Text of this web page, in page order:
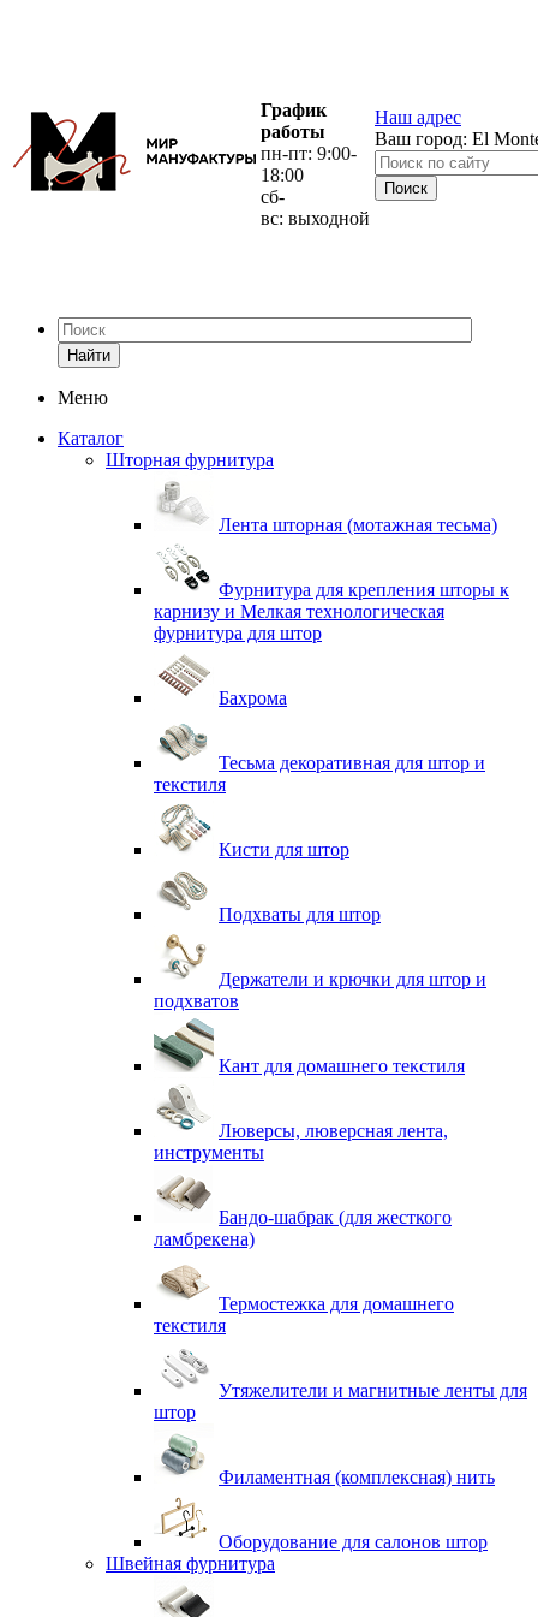
График
работы
пн-пт: 9:00-
18:00
сб-
вс: выходной
Наш адрес
Ваш город: El
Найти
Меню
Каталог
Шторная фурнитура
Лента шторная (мотажная тесьма)
Фурнитура для крепления шторы к
карнизу и Мелкая технологическая
фурнитура для штор
Бахрома
Тесьма декоративная для штор и
текстиля
Кисти для штор
Подхваты для штор
Держатели и крючки для штор и
подхватов
Кант для домашнего текстиля
Люверсы, люверсная лента,
инструменты
Бандо-шабрак (для жесткого
ламбрекена)
Термостежка для домашнего
текстиля
Утяжелители и магнитные ленты для
штор
Филаментная (комплексная) нить
Оборудование для салонов штор
Швейная фурнитура